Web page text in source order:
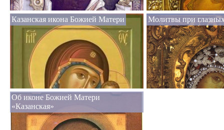
Казанская икона Божией Матери Молитвы при
Об иконе Божией Матери
«Казанская»